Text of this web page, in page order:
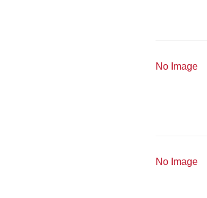
No Image
No Image